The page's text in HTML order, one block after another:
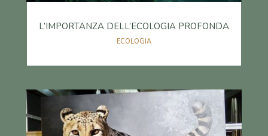
L’IMPORTANZA DELL’ECOLOGIA PROFONDA
ECOLOGIA